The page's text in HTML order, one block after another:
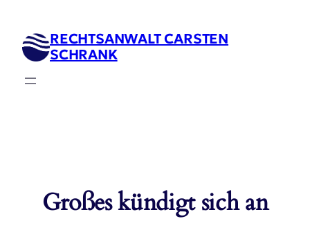
RECHTSANWALT CARSTEN
SCHRANK
Großes kündigt sich an